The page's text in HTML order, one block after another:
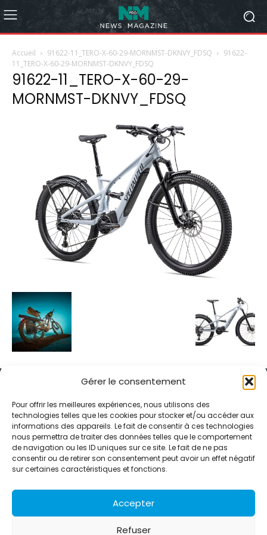
Gérer le consentement
Pour offrir les meilleures expériences, nous utilisons des
technologies telles que les cookies pour stocker et/ou accéder aux
informations des appareils. Le fait de consentir à ces technologies
nous permettra de traiter des données telles que le comportement
de navigation ou les ID uniques sur ce site. Le fait de ne pas
consentir ou de retirer son consentement peut avoir un effet négatif
sur certaines caractéristiques et fonctions.
Accepter
Refuser
Accueil 91622-11_TERO-X-60-29-MORNMST-DKNVY_FDSQ
91622-
11_TERO-X-60-29-MORNMST-DKNVY_FDSQ
91622-11_TERO-X-60-29-
MORNMST-DKNVY_FDSQ
Alternative Média est une agence de relations presse et de
relations publiques basée à Grenoble. Depuis 1995, elle conçoit et
pilote des stratégies de visibilité en France et à l’international
grâce à un réseau d’agences partenaires.